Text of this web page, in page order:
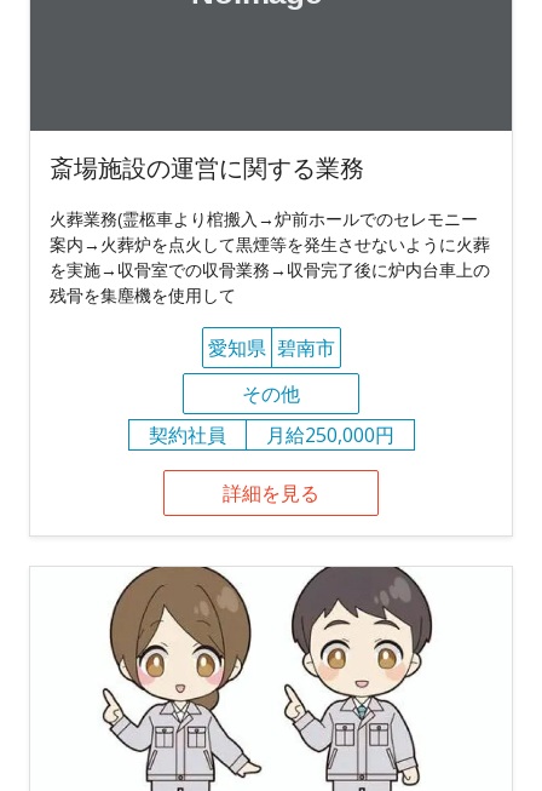
斎場施設の運営に関する業務
火葬業務(霊柩車より棺搬入→炉前ホールでのセレモニー
案内→火葬炉を点火して黒煙等を発生させないように火葬
を実施→収骨室での収骨業務→収骨完了後に炉内台車上の
残骨を集塵機を使用して
愛知県 碧南市
その他
契約社員
月給250,000円
詳細を見る